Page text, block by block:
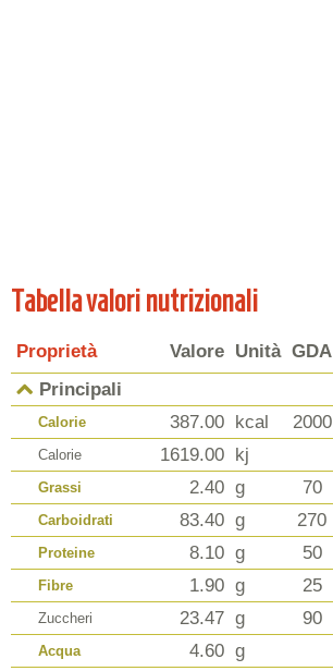
Tabella valori nutrizionali
Proprietà Valore Unità GDA
Principali
Calorie 387.00 kcal 2000
Calorie 1619.00 kj
Grassi 2.40 g 70
Carboidrati 83.40 g 270
Proteine 8.10 g 50
Fibre 1.90 g 25
Zuccheri 23.47 g 90
Acqua 4.60 g